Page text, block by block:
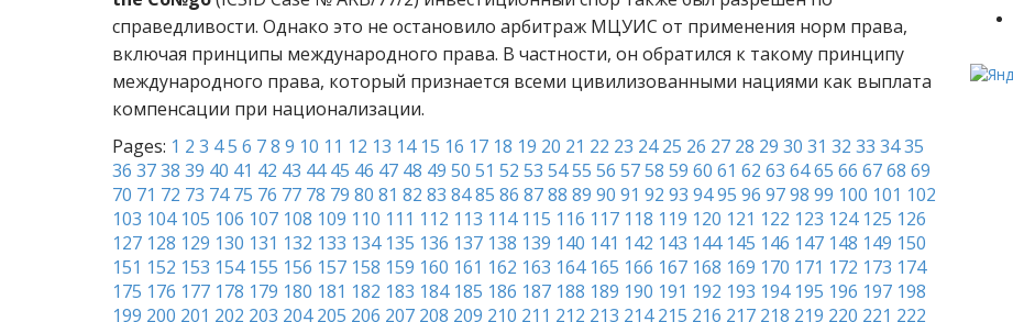
справедливости. Однако это не остановило арбитраж МЦУИС от применения норм права,
включая принципы международного права. В частности, он обратился к такому принципу
международного права, который признается всеми цивилизованными нациями как выплата
компенсации при национализации.
Pages: 1 2 3 45 6 78 9 10 11 12 13 14 15 16 17 18 19 20 21 22 23 24 25 26 27 28 29 30 31 32 33 3435
36 3738 39 40 41 42 43 44 45 46 47 48 49 50 51 52 53 5455 56 5758 59 60 61 62 63 6465 66 6768 69
70 71 72 73 74 75 76 77 78 79 80 81 82 83 8485 86 8788 89 90 91 92 93 9495 96 9798 99 100 101 102
103 104 105 106 107 108 109 110 111 112 113 114 115 116 117 118 119 120 121 122 123 124 125 126
127 128 129 130 131 132 133 134 135 136 137 138 139 140 141 142 143 144 145 146 147 148 149 150
151 152 153 154 155 156 157 158 159 160 161 162 163 164 165 166 167 168 169 170 171 172 173 174
175 176 177 178 179 180 181 182 183 184 185 186 187 188 189 190 191 192 193 194 195 196 197 198
199 200 201 202 203 204 205 206 207 208 209 210 211 212 213 214 215 216 217 218 219 220 221 222